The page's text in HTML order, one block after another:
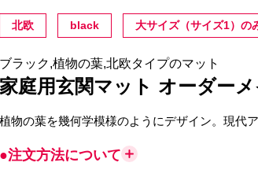
北欧 black 大サイズ（サイズ1）の
ブラック,植物の葉,北欧タイプのマット
家庭用玄関マット オーダー
植物の葉を幾何学模様のようにデザイン。現代
●注文方法について